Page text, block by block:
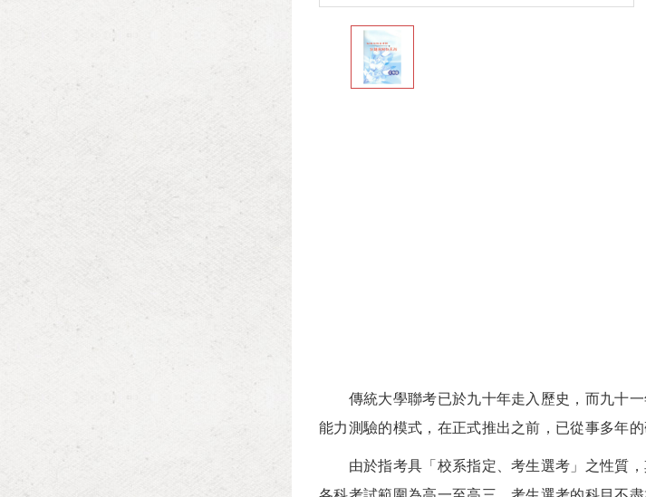
傳統大學聯考已於九十年走入歷史，而九十一
能力測驗的模式，在正式推出之前，已從事多年
由於指考具「校系指定、考生選考」之性質，